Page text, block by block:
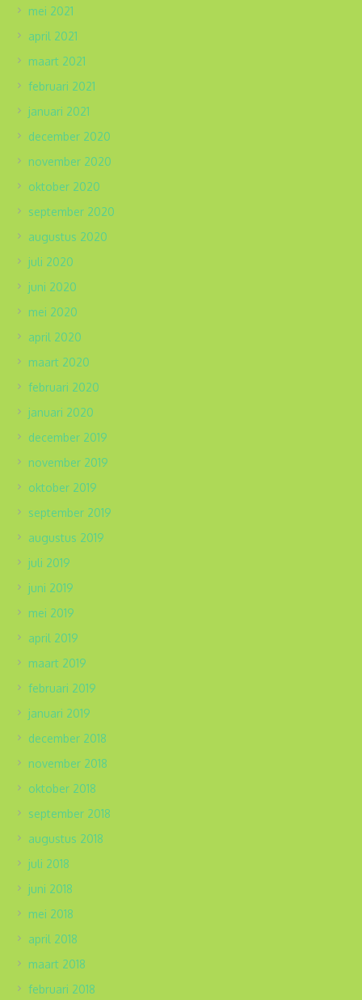
mei 2021
april 2021
maart 2021
februari 2021
januari 2021
december 2020
november 2020
oktober 2020
september 2020
augustus 2020
juli 2020
juni 2020
mei 2020
april 2020
maart 2020
februari 2020
januari 2020
december 2019
november 2019
oktober 2019
september 2019
augustus 2019
juli 2019
juni 2019
mei 2019
april 2019
maart 2019
februari 2019
januari 2019
december 2018
november 2018
oktober 2018
september 2018
augustus 2018
juli 2018
juni 2018
mei 2018
april 2018
maart 2018
februari 2018